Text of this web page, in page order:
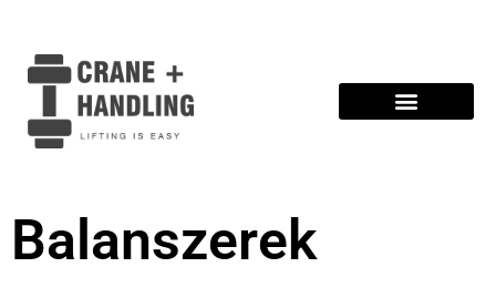
Balanszerek